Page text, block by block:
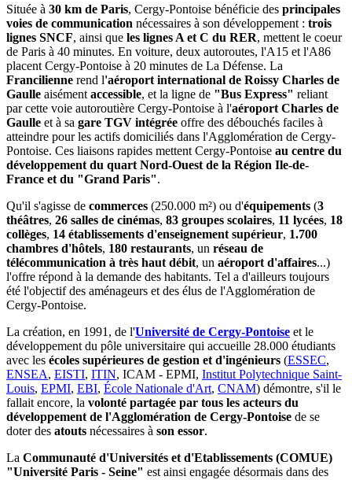
Située à 30 km de Paris, Cergy-Pontoise bénéficie des principales
voies de communication nécessaires à son développement : trois
lignes SNCF, ainsi que les lignes A et C du RER, mettent le coeur
de Paris à 40 minutes. En voiture, deux autoroutes, l'A15 et l'A86
placent Cergy-Pontoise à 20 minutes de La Défense. La
Francilienne rend l'aéroport international de Roissy Charles de
Gaulle aisément accessible, et la ligne de "Bus Express" reliant
par cette voie autoroutière Cergy-Pontoise à l'aéroport Charles de
Gaulle et à sa gare TGV intégrée offre des débouchés faciles à
atteindre pour les actifs domiciliés dans l'Agglomération de Cergy-
Pontoise. Ces liaisons rapides mettent Cergy-Pontoise au centre du
développement du quart Nord-Ouest de la Région Ile-de-
France et du "Grand Paris".
Qu'il s'agisse de commerces (250.000 m²) ou d'équipements (3
théâtres, 26 salles de cinémas, 83 groupes scolaires, 11 lycées, 18
collèges, 14 établissements d'enseignement supérieur, 1.700
chambres d'hôtels, 180 restaurants, un réseau de
télécommunication à très haut débit, un aéroport d'affaires...)
l'offre répond à la demande des habitants. Tel a d'ailleurs toujours
été l'objectif des aménageurs et des élus de l'Agglomération de
Cergy-Pontoise.
La création, en 1991, de l'Université de Cergy-Pontoise et le
développement du pôle universitaire qui accueille 28.000 étudiants
avec les écoles supérieures de gestion et d'ingénieurs (ESSEC,
ENSEA, EISTI, ITIN, ICAM - EPMI, Institut Polytechnique Saint-
Louis, EPMI, EBI, École Nationale d'Art, CNAM) démontre, s'il le
fallait encore, la volonté partagée par tous les acteurs du
développement de l'Agglomération de Cergy-Pontoise de se
doter des atouts nécessaires à son essor.
La Communauté d'Universités et d'Etablissements (COMUE)
"Université Paris - Seine" est ainsi engagée désormais dans des